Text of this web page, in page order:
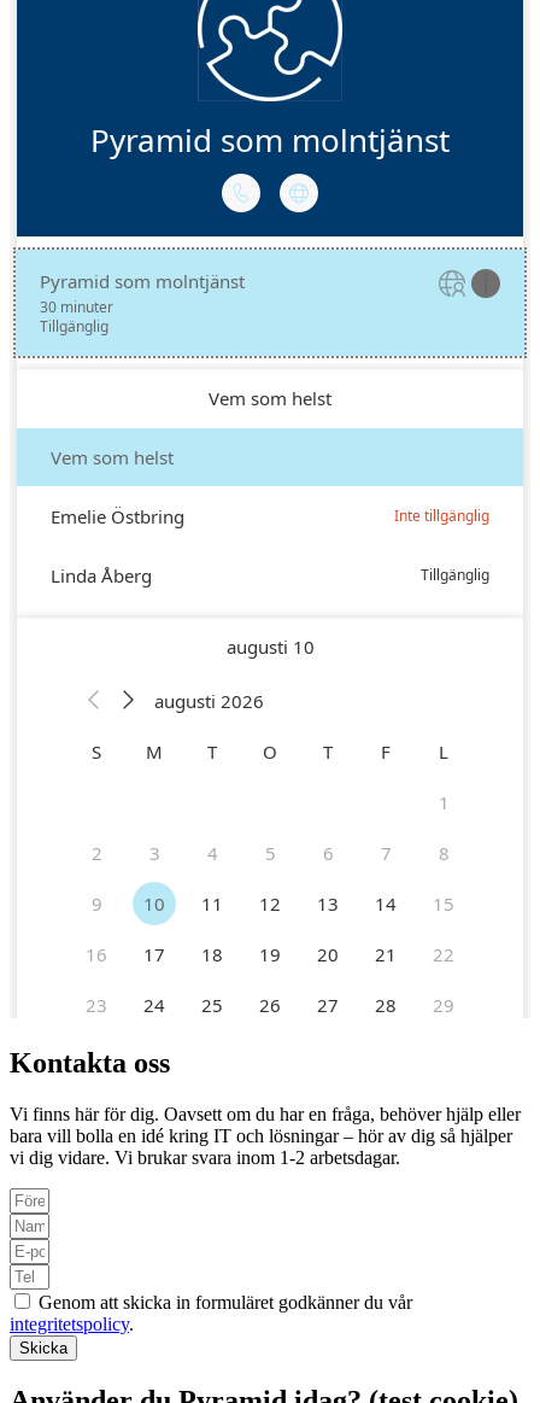
Kontakta oss
Vi finns här för dig. Oavsett om du har en fråga, behöver hjälp eller
bara vill bolla en idé kring IT och lösningar – hör av dig så hjälper
vi dig vidare. Vi brukar svara inom 1-2 arbetsdagar.
Genom att skicka in formuläret godkänner du vår
integritetspolicy.
Skicka